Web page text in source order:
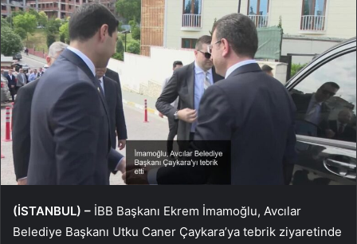
(İSTANBUL) – İBB Başkanı Ekrem İmamoğlu, Avcılar
Belediye Başkanı Utku Caner Çaykara’ya tebrik ziyaretinde